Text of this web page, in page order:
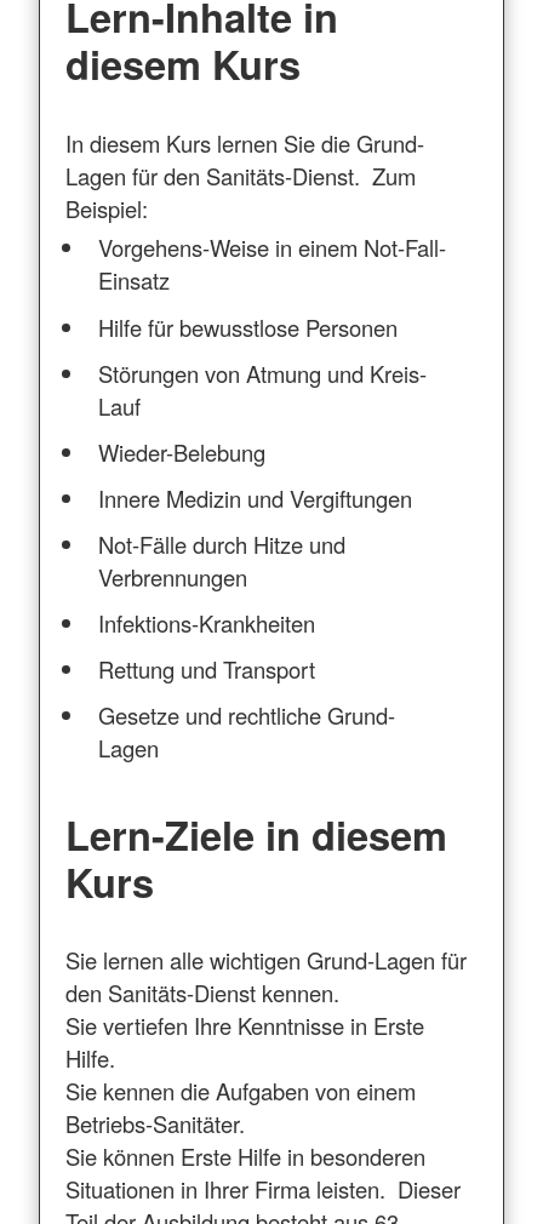
Lern-Inhalte in
diesem Kurs
In diesem Kurs lernen Sie die Grund-
Lagen für den Sanitäts-Dienst. Zum
Beispiel:
Vorgehens-Weise in einem Not-Fall-
Einsatz
Hilfe für bewusstlose Personen
Störungen von Atmung und Kreis-
Lauf
Wieder-Belebung
Innere Medizin und Vergiftungen
Not-Fälle durch Hitze und
Verbrennungen
Infektions-Krankheiten
Rettung und Transport
Gesetze und rechtliche Grund-
Lagen
Lern-Ziele in diesem
Kurs
Sie lernen alle wichtigen Grund-Lagen für
den Sanitäts-Dienst kennen.
Sie vertiefen Ihre Kenntnisse in Erste
Hilfe.
Sie kennen die Aufgaben von einem
Betriebs-Sanitäter.
Sie können Erste Hilfe in besonderen
Situationen in Ihrer Firma leisten. Dieser